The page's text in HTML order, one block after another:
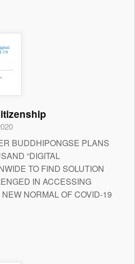
BUDDHIPONGSE PLANS
“DIGITAL
TO FIND SOLUTION
IN ACCESSING
NORMAL OF COVID-19